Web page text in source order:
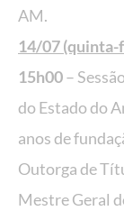
AM.
14/07 (quinta-
15h00–
do Estado do
anos de
Outorga de
Mestre Geral